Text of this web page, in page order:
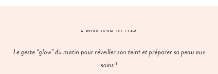
A WORD FROM THE TEAM
Le geste “glow” du matin pour réveiller son teint et préparer sa peau aux
soins !